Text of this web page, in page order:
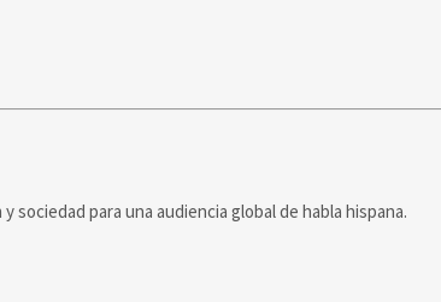
para una audiencia global de habla hispana.